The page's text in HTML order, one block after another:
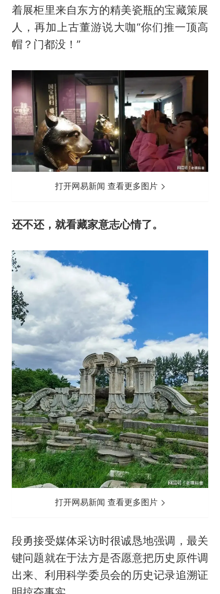
着展柜里来自东方的精美瓷瓶的宝藏策展
人，再加上古董游说大咖“你们推一顶高
帽？门都没！”
打开网易新闻 查看更多图片
还不还，就看藏家意志心情了。
打开网易新闻 查看更多图片
段勇接受媒体采访时很诚恳地强调，最关
键问题就在于法方是否愿意把历史原件调
出来、利用科学委员会的历史记录追溯证